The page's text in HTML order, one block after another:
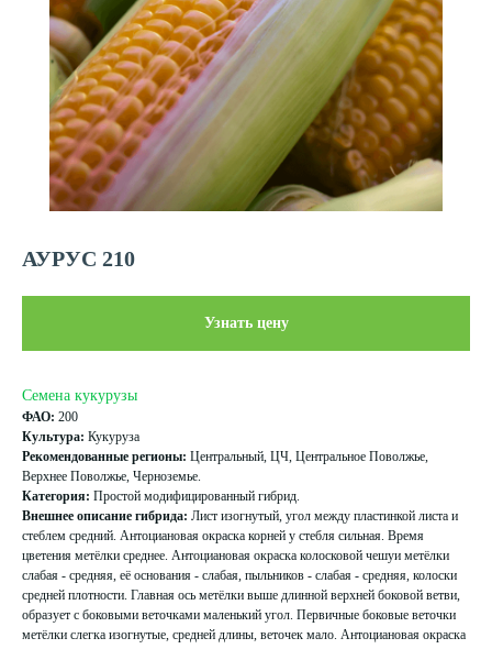
АУРУС 210
Узнать цену
Семена кукурузы
ФАО: 200
Культура: Кукуруза
Рекомендованные регионы: Центральный, ЦЧ, Центральное Поволжье,
Верхнее Поволжье, Черноземье.
Категория: Простой модифицированный гибрид.
Внешнее описание гибрида: Лист изогнутый, угол между пластинкой листа и
стеблем средний. Антоциановая окраска корней у стебля сильная. Время
цветения метёлки среднее. Антоциановая окраска колосковой чешуи метёлки
слабая - средняя, её основания - слабая, пыльников - слабая - средняя, колоски
средней плотности. Главная ось метёлки выше длинной верхней боковой ветви,
образует с боковыми веточками маленький угол. Первичные боковые веточки
метёлки слегка изогнутые, средней длины, веточек мало. Антоциановая окраска